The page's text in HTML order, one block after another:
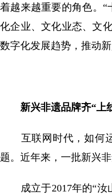
着越来越重要的角色。
化企业、文化业态、文
数字化发展趋势，推动
新兴非遗品牌齐“上
互联网时代，如何运
题。近年来，一批新兴
成立于2017年的“汝